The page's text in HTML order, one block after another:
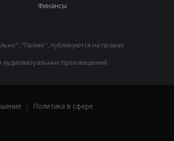
Финансы
"Промо", публикуются на правах
произведений
|
Политика в сфере